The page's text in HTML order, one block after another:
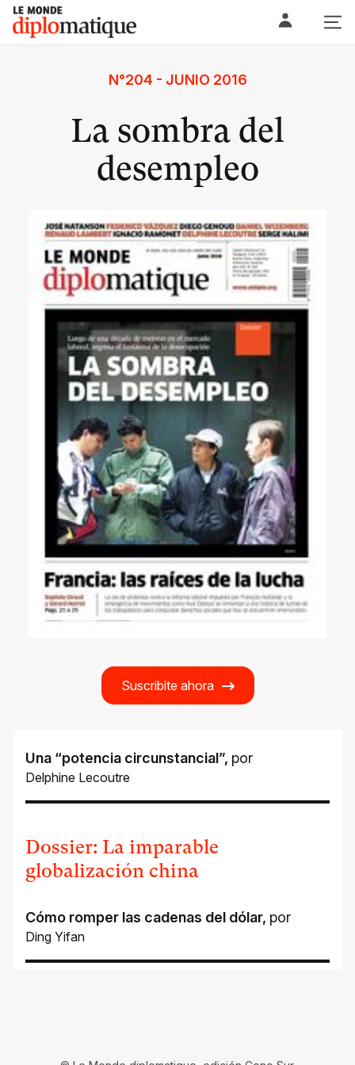
Skip
content
Le monde diplomatique
N°204 - JUNIO 2016
La sombra del
desempleo
Suscribite ahora
Una “potencia circunstancial”, por
Delphine Lecoutre
Dossier: La imparable
globalización china
Cómo romper las cadenas del dólar, por
Ding Yifan